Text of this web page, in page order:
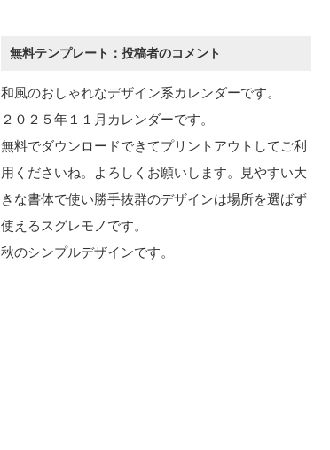
無料テンプレート：投稿者のコメント
和風のおしゃれなデザイン系カレンダーです。
２０２５年１１月カレンダーです。
無料でダウンロードできてプリントアウトしてご利
用くださいね。よろしくお願いします。見やすい大
きな書体で使い勝手抜群のデザインは場所を選ばず
使えるスグレモノです。
秋のシンプルデザインです。